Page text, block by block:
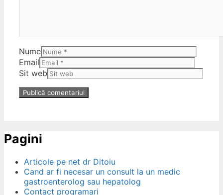
Nume
Email
Sit web
Pagini
Articole pe net dr Ditoiu
Cand ar fi necesar un consult la un medic
gastroenterolog sau hepatolog
Contact programari